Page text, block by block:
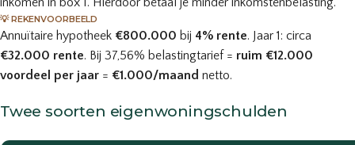
💡 REKENVOORBEELD
Annuïtaire hypotheek €800.000 bij 4% rente. Jaar 1: circa
€32.000 rente. Bij 37,56% belastingtarief = ruim €12.000
voordeel per jaar = €1.000/maand netto.
Twee soorten eigenwoningschulden